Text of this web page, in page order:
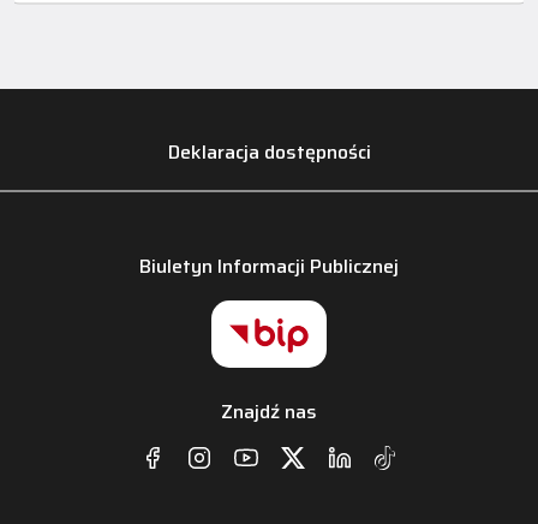
Deklaracja dostępności
Biuletyn Informacji Publicznej
Znajdź nas